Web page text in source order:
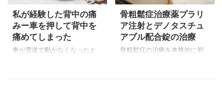
たものです。 ヨガポールにも
私が購入したようなスエード
調と表面がつるつるしたもの
があるようですが、スエード
調は運動慣れしていない人に
私が経験した背中の痛
みー車を押して背中を
痛めてしまった
車が雪道で動かなくなったと
骨粗鬆症治療薬プラリ
ア注射とデノタスチュ
アブル配合錠の治療
骨粗鬆症の治療を本格的に初